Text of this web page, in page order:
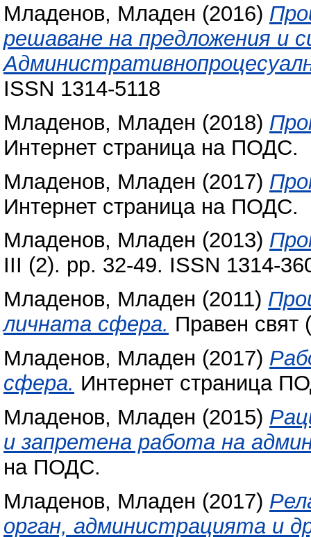
Младенов, Младен (2016)
решаване на предложения и
ISSN 1314-5118
Младенов, Младен (2018)
Интернет страница на ПОДС.
Младенов, Младен (2017)
Интернет страница на ПОДС.
Младенов, Младен (2013)
III (2). pp. 32-49. ISSN 1314-
Младенов, Младен (2011)
личната сфера. Правен свят
Младенов, Младен (2017)
сфера. Интернет страница
Младенов, Младен (2015)
и запретена работа на
на ПОДС.
Младенов, Младен (2017)
орган, администрацията и